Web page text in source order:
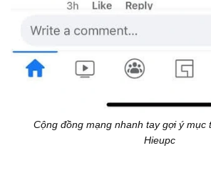
Cộng đồng mạng nhanh tay gợi ý mục
Hieupc